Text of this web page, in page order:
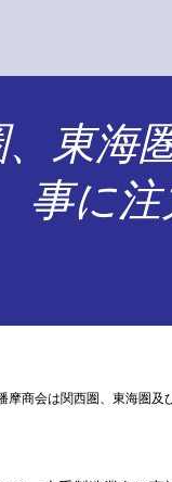
東海
事に
摩商会は関西圏、東海圏及